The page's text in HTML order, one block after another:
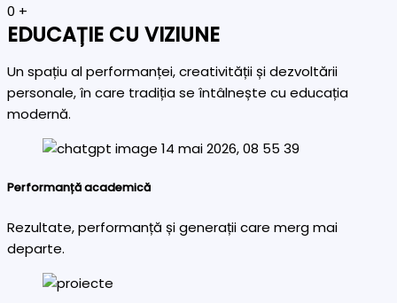
0 +
EDUCAȚIE CU VIZIUNE
Un spațiu al performanței, creativității și dezvoltării
personale, în care tradiția se întâlnește cu educația
modernă.
Performanță academică
Rezultate, performanță și generații care merg mai
departe.